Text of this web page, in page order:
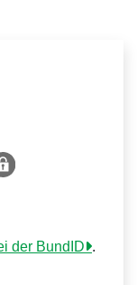
der BundID .